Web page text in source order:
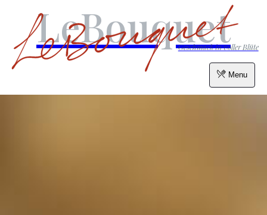
Menu
LeBouquet
Geschmack in voller Blüte